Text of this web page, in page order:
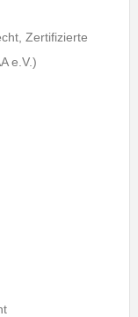
Zertifizierte
e.V.)